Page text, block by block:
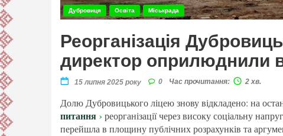
Дубровиця Освіта Міськрада
Реорганізація
директор оприлюднили
15 липня 2025 року 0 Час прочитання: 2 хв.
Долю Дубровицького ліцею знову відкладено: на
питання
реорганізації через високу соціальну
перейшла в площину публічних розрахунків та